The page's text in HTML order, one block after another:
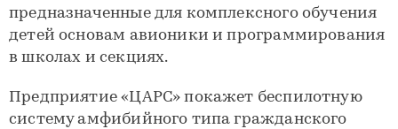
предназначенные для комплексного обучения
детей основам авионики и программирования
в школах и секциях.
Предприятие «ЦАРС» покажет беспилотную
систему амфибийного типа гражданского